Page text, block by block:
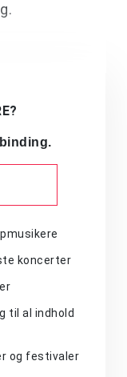
koncerter
til al indhold
og festivaler